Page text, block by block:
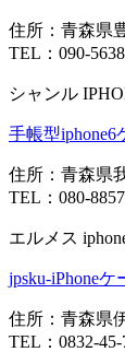
住所：青森県
TEL：090-
シャンル
手帳型iphone6
住所：青森県
TEL：080-
エルメス
jpsku-iPhone
住所：青森県
TEL：0832-45-